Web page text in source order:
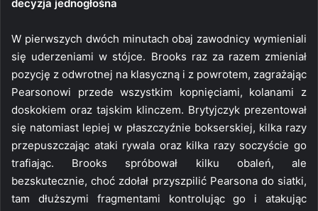
decyzja jednogłośna
W pierwszych dwóch minutach obaj zawodnicy wymieniali
się uderzeniami w stójce. Brooks raz za razem zmieniał
pozycję z odwrotnej na klasyczną i z powrotem, zagrażając
Pearsonowi przede wszystkim kopnięciami, kolanami z
doskokiem oraz tajskim klinczem. Brytyjczyk prezentował
się natomiast lepiej w płaszczyźnie bokserskiej, kilka razy
przepuszczając ataki rywala oraz kilka razy soczyście go
trafiając. Brooks spróbował kilku obaleń, ale
bezskutecznie, choć zdołał przyszpilić Pearsona do siatki,
tam dłuższymi fragmentami kontrolując go i atakując